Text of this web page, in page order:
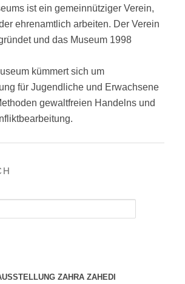
ist ein gemeinnütziger Verein,
ehrenamtlich arbeiten. Der Verein
und das Museum 1998
kümmert sich um
für Jugendliche und Erwachsene
gewaltfreien Handelns und
ZAHRA ZAHEDI